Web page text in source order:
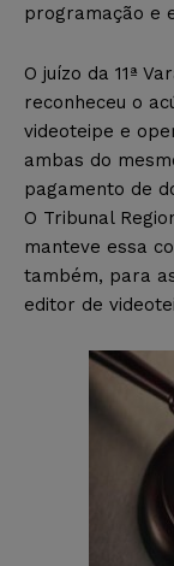
programação e
O juízo da 11ª
reconheceu o
videoteipe e
ambas do
pagamento de
O Tribunal
manteve essa
também, para
editor de